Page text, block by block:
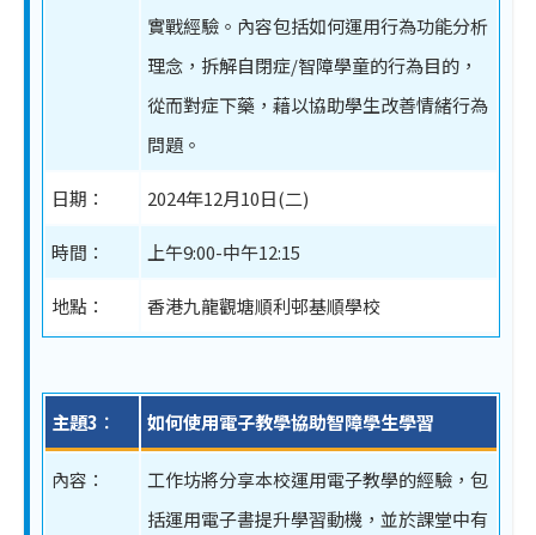
實戰經驗。內容包括如何運用行為功能分析
理念，拆解自閉症/智障學童的行為目的，
從而對症下藥，藉以協助學生改善情緒行為
問題。
日期： 2024年12月10日(二)
時間： 上午9:00-中午12:15
地點： 香港九龍觀塘順利邨基順學校
主題3︰ 如何使用電子教學協助智障學生學習
內容：
工作坊將分享本校運用電子教學的經驗，包
括運用電子書提升學習動機，並於課堂中有